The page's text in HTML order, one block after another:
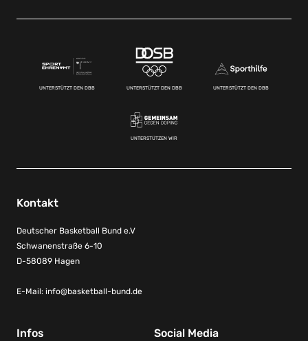
UNTERSTÜTZT DEN DBB UNTERSTÜTZT DEN DBB UNTERSTÜTZT DEN DBB
UNTERSTÜTZEN WIR
Kontakt
Deutscher Basketball Bund e.V
Schwanenstraße 6-10
D-58089 Hagen
E-Mail: info@basketball-bund.de
Infos Social Media